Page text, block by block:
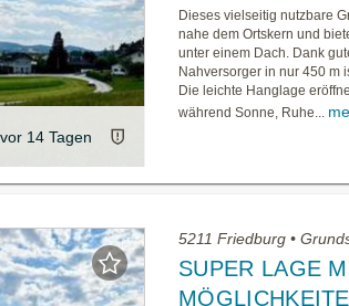
vor 14 Tagen
Dieses vielseitig nutzbare
nahe dem Ortskern und
unter einem Dach. Dank
Nahversorger in nur 450 m
Die leichte Hanglage
während Sonne, Ruhe...
5211 Friedburg •
SUPER LAGE